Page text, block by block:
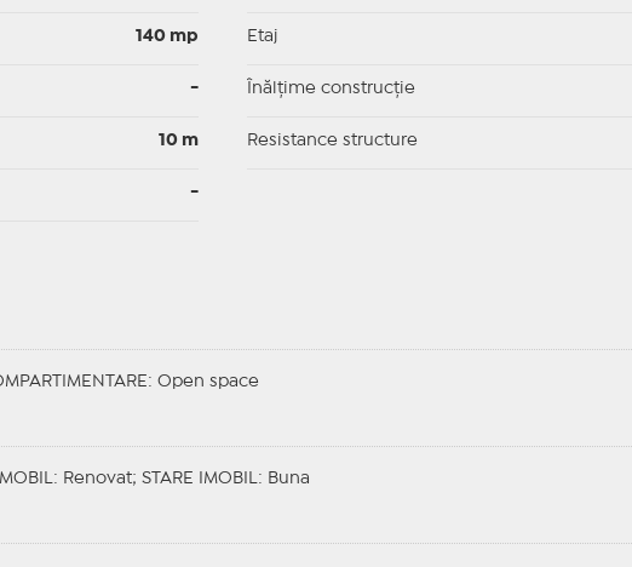
140 mp
-
10 m
-
Etaj
Înălțime construcție
Resistance structure
: Open space
: Renovat; STARE IMOBIL : Buna